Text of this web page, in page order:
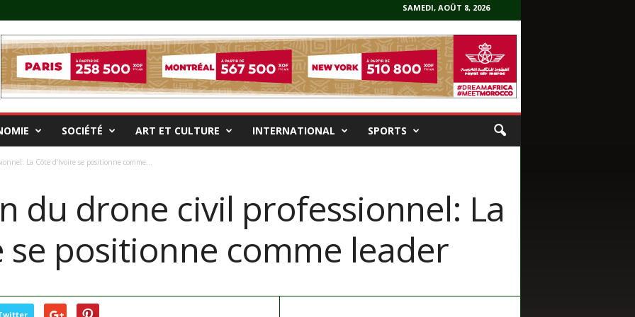
SAMEDI, AOÛT 8, 2026
SOCIÉTÉ ART ET CULTURE INTERNATIONAL SPORTS
La Côte d’Ivoire se positionne comme...
du drone civil professionnel: La
se positionne comme leader